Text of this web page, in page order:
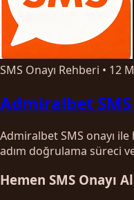
SMS Onayı Rehberi • 12
Admiralbet SMS
Admiralbet SMS onayı ile
adım doğrulama süreci
Hemen SMS Onayı